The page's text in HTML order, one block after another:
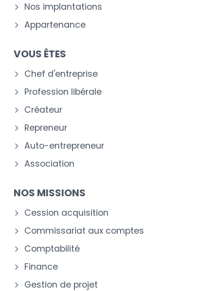
Nos implantations
Appartenance
VOUS ÊTES
Chef d'entreprise
Profession libérale
Créateur
Repreneur
Auto-entrepreneur
Association
NOS MISSIONS
Cession acquisition
Commissariat aux comptes
Comptabilité
Finance
Gestion de projet